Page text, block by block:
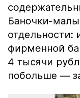
Баночки-
отдельности:
фирменной
4 тысячи
побольше —